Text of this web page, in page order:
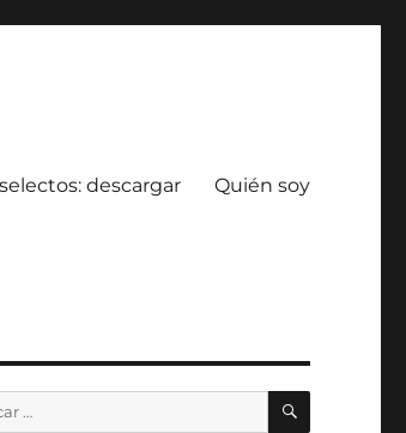
descargar Quién soy
BUSCAR